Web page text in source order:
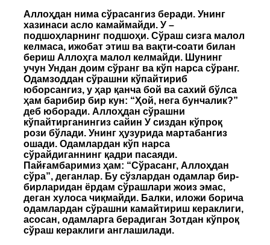
Аллоҳдан нима сўрасангиз беради. Унинг
хазинаси асло камаймайди. У –
подшоҳларнинг подшоҳи. Сўраш сизга малол
келмаса, ижобат этиш ва вақти-соати билан
бериш Аллоҳга малол келмайди. Шунинг
учун Ундан доим сўранг ва кўп нарса сўранг.
Одамзоддан сўрашни кўпайтириб
юборсангиз, у ҳар қанча бой ва сахий бўлса
ҳам барибир бир кун: “Ҳой, нега бунчалик?”
деб юборади. Аллоҳдан сўрашни
кўпайтирганингиз сайин У сиздан кўпроқ
рози бўлади. Унинг ҳузурида мартабангиз
ошади. Одамлардан кўп нарса
сўрайдиганнинг қадри пасаяди.
Пайғамбаримиз ҳам: “Сўрасанг, Аллоҳдан
сўра”, деганлар. Бу сўзлардан одамлар бир-
бирларидан ёрдам сўрашлари жоиз эмас,
деган хулоса чиқмайди. Балки, иложи борича
одамлардан сўрашни камайтириш кераклиги,
асосан, одамларга берадиган Зотдан кўпроқ
сўраш кераклиги англашилади.